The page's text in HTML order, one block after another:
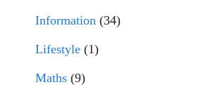
Information (34)
Lifestyle (1)
Maths (9)